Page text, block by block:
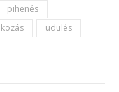
pihenés
üdülés